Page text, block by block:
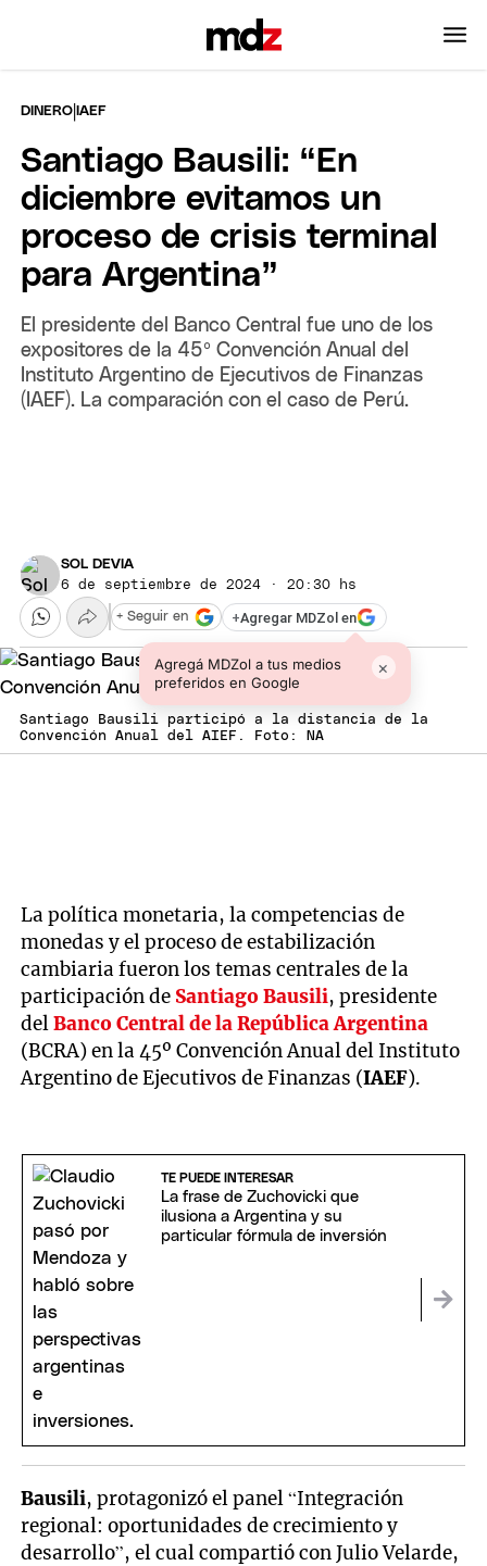
DINERO | IAEF
Santiago Bausili: “En
diciembre evitamos un
proceso de crisis terminal
para Argentina”
El presidente del Banco Central fue uno de los
expositores de la 45º Convención Anual del
Instituto Argentino de Ejecutivos de Finanzas
(IAEF). La comparación con el caso de Perú.
SOL DEVIA
6 de septiembre de 2024 · 20:30 hs
+Agregar MDZol en
Agregá MDZol a tus medios
preferidos en Google
×
+ Seguir en
Santiago Bausili participó a la distancia de la
Convención Anual del AIEF. Foto: NA
La política monetaria, la competencias de
monedas y el proceso de estabilización
cambiaria fueron los temas centrales de la
participación de Santiago Bausili, presidente
delBanco Central de la República Argentina
(BCRA) en la 45º Convención Anual del Instituto
Argentino de Ejecutivos de Finanzas (IAEF).
TE PUEDE INTERESAR
La frase de Zuchovicki que
ilusiona a Argentina y su
particular fórmula de inversión
Bausili, protagonizó el panel “Integración
regional: oportunidades de crecimiento y
desarrollo”, el cual compartió con Julio Velarde,